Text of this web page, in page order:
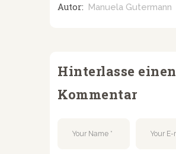
Autor: Manuela Gutermann
Hinterlasse einen
Kommentar